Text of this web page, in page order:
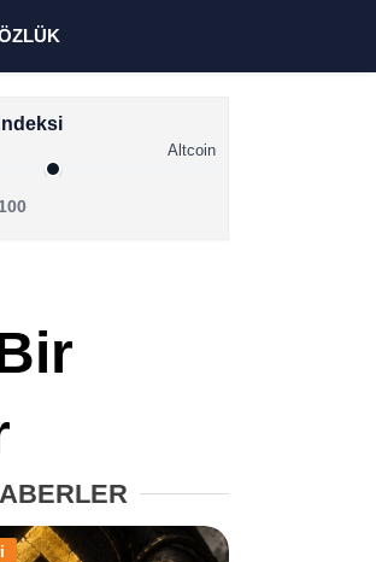
XRP Haberleri
Memecoin Haberleri
Altcoin